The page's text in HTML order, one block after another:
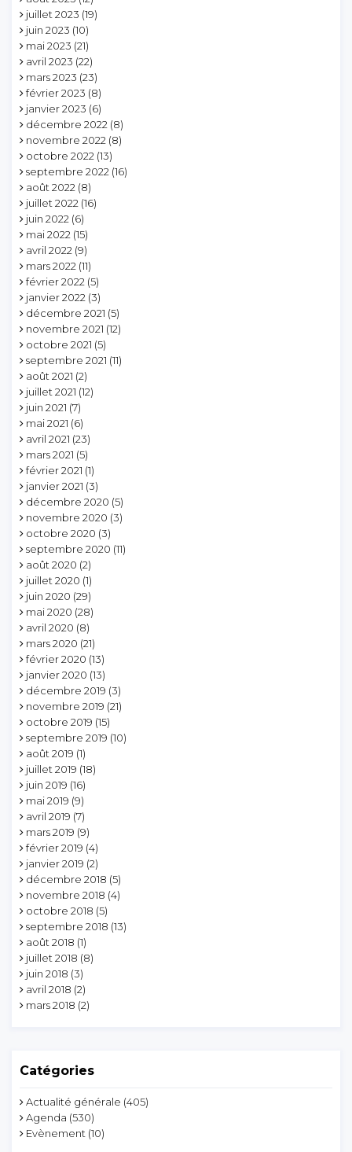
juillet 2023 (19)
juin 2023 (10)
mai 2023 (21)
avril 2023 (22)
mars 2023 (23)
février 2023 (8)
janvier 2023 (6)
décembre 2022 (8)
novembre 2022 (8)
octobre 2022 (13)
septembre 2022 (16)
août 2022 (8)
juillet 2022 (16)
juin 2022 (6)
mai 2022 (15)
avril 2022 (9)
mars 2022 (11)
février 2022 (5)
janvier 2022 (3)
décembre 2021 (5)
novembre 2021 (12)
octobre 2021 (5)
septembre 2021 (11)
août 2021 (2)
juillet 2021 (12)
juin 2021 (7)
mai 2021 (6)
avril 2021 (23)
mars 2021 (5)
février 2021 (1)
janvier 2021 (3)
décembre 2020 (5)
novembre 2020 (3)
octobre 2020 (3)
septembre 2020 (11)
août 2020 (2)
juillet 2020 (1)
juin 2020 (29)
mai 2020 (28)
avril 2020 (8)
mars 2020 (21)
février 2020 (13)
janvier 2020 (13)
décembre 2019 (3)
novembre 2019 (21)
octobre 2019 (15)
septembre 2019 (10)
août 2019 (1)
juillet 2019 (18)
juin 2019 (16)
mai 2019 (9)
avril 2019 (7)
mars 2019 (9)
février 2019 (4)
janvier 2019 (2)
décembre 2018 (5)
novembre 2018 (4)
octobre 2018 (5)
septembre 2018 (13)
août 2018 (1)
juillet 2018 (8)
juin 2018 (3)
avril 2018 (2)
mars 2018 (2)
Catégories
Actualité générale (405)
Agenda (530)
Evènement (10)